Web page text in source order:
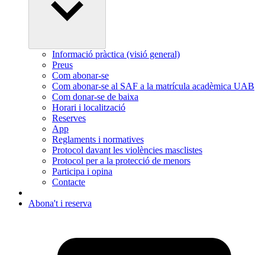
Informació pràctica (visió general)
Preus
Com abonar-se
Com abonar-se al SAF a la matrícula acadèmica UAB
Com donar-se de baixa
Horari i localització
Reserves
App
Reglaments i normatives
Protocol davant les violències masclistes
Protocol per a la protecció de menors
Participa i opina
Contacte
Abona't i reserva